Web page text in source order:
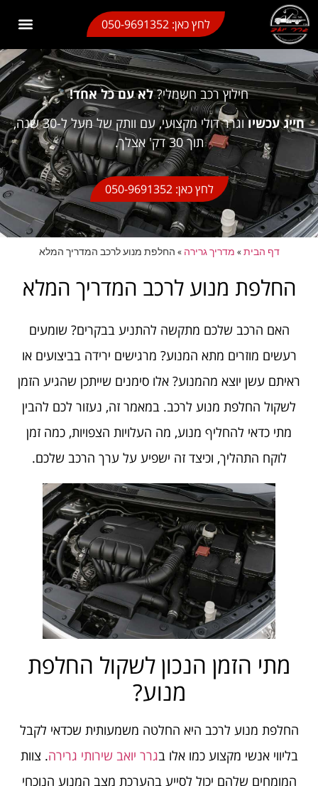
לתוכן
לחץ כאן: 050-9691352
חילוץ רכב חשמלי?לא עם כל אחד!
חייג עכשיו
וגרר דולי מקצועי, עם וותק של מעל ל-30 שנה,
תוך 30 דק' אצלך.
לחץ כאן: 050-9691352
דף הבית» מדריך גרירה » החלפת מנוע לרכב המדריך המלא
החלפת מנוע לרכב המדריך המלא
האם הרכב שלכם מתקשה להתניע בבקרים? שומעים
רעשים מוזרים מתא המנוע? מרגישים ירידה בביצועים או
ראיתם עשן יוצא מהמנוע? אלו סימנים שייתכן שהגיע הזמן
לשקול החלפת מנוע לרכב. במאמר זה, נעזור לכם להבין
מתי כדאי להחליף מנוע, מה העלויות הצפויות, כמה זמן
לוקח התהליך, וכיצד זה ישפיע על ערך הרכב שלכם.
מתי הזמן הנכון לשקול החלפת
מנוע?
החלפת מנוע לרכב היא החלטה משמעותית שכדאי לקבל
בליווי אנשי מקצוע כמו אלו בגרר יואב שירותי גרירה. צוות
המומחים שלהם יכול לסייע בהערכת מצב המנוע הנוכחי